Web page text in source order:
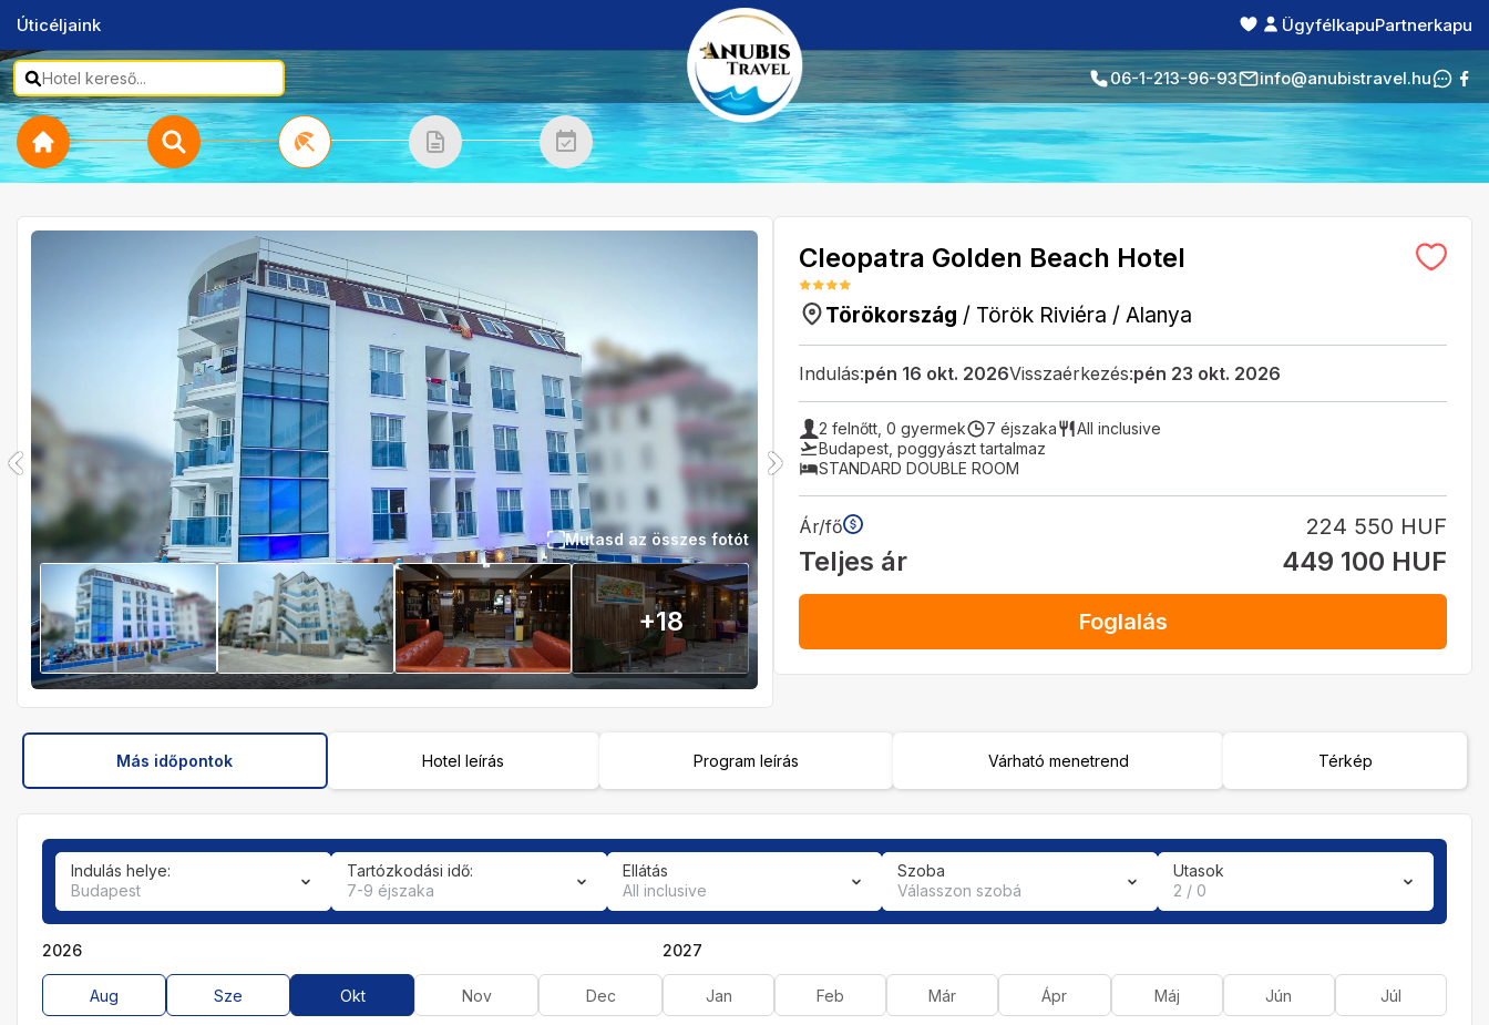
Úticéljaink ÜgyfélkapuPartnerkapu
06-1-213-96-93 info@anubistravel.hu
Mutasd az összes fotót
+18
Cleopatra Golden Beach Hotel
Törökország / Török Riviéra / Alanya
Indulás:pén 16 okt. 2026Visszaérkezés:pén 23 okt. 2026
2 felnőtt,0 gyermek 7 éjszaka
All inclusive
Budapest poggyászt tartalmaz
STANDARD DOUBLE ROOM
Ár/fő 224 550 HUF
Teljes ár 449 100 HUF
Foglalás
Más időpontok Hotel leírás Program leírás Várható menetrend Térkép
Indulás helye:
Budapest
Tartózkodási idő:
7-9 éjszaka
Ellátás
All inclusive
Szoba
Válasszon szobá
Utasok
2 / 0
2026
Aug Sze Okt Nov Dec
2027
Jan Feb Már Ápr Máj Jún Júl